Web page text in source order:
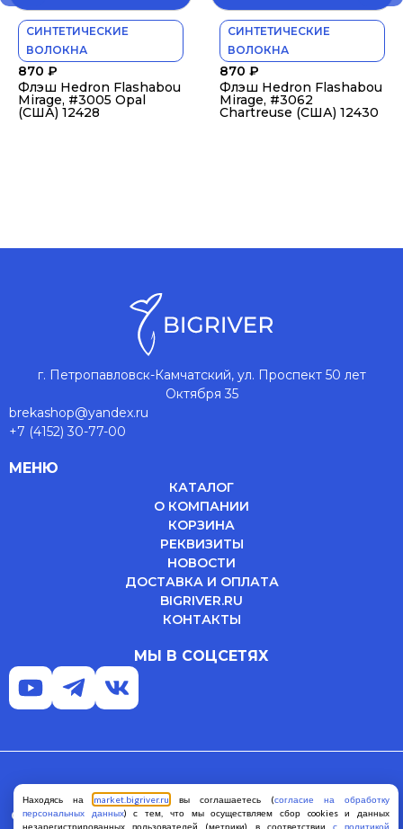
СИНТЕТИЧЕСКИЕ
ВОЛОКНА
870 ₽
Флэш Hedron Flashabou
Mirage, #3005 Opal
(США) 12428
СИНТЕТИЧЕСКИЕ
ВОЛОКНА
870 ₽
Флэш Hedron Flashabou
Mirage, #3062
Chartreuse (США) 12430
г. Петропавловск-Камчатский, ул. Проспект 50 лет
Октября 35
brekashop@yandex.ru
+7 (4152) 30-77-00
МЕНЮ
КАТАЛОГ
О КОМПАНИИ
КОРЗИНА
РЕКВИЗИТЫ
НОВОСТИ
ДОСТАВКА И ОПЛАТА
BIGRIVER.RU
КОНТАКТЫ
МЫ В СОЦСЕТЯХ
Политика конфиденциальности
Согласие на обработку персональных данных Оферта
Находясь на market.bigriver.ru вы соглашаетесь (согласие на обработку
персональных данных) с тем, что мы осуществляем сбор cookies и данных
незарегистрированных пользователей (метрики) в соответствии с политикой